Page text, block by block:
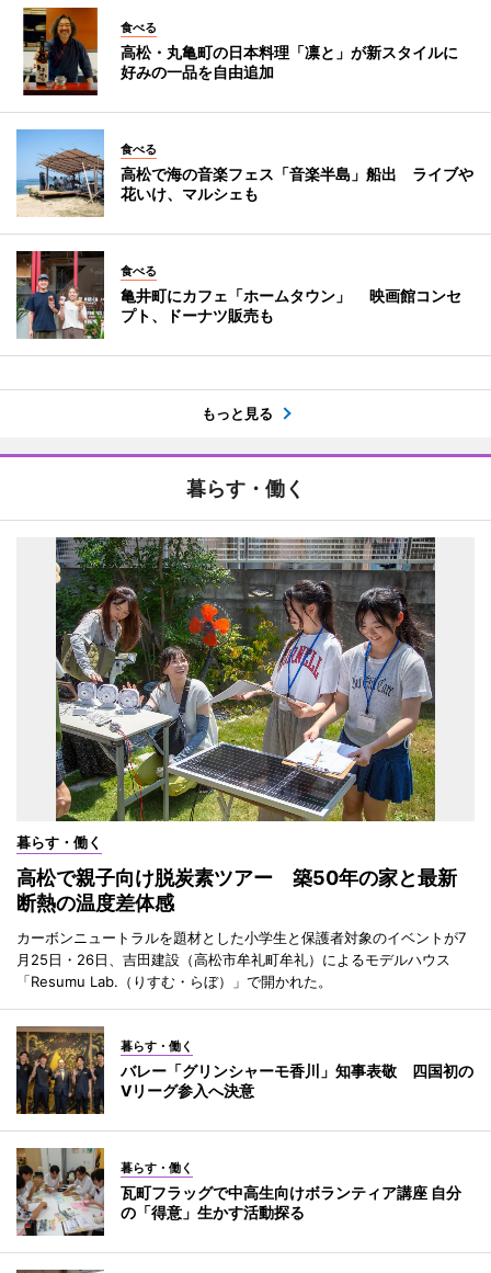
食べる
高松・丸亀町の日本料理「凛と」が新スタイルに
好みの一品を自由追加
食べる
高松で海の音楽フェス「音楽半島」船出 ライブや
花いけ、マルシェも
食べる
亀井町にカフェ「ホームタウン」 映画館コンセ
プト、ドーナツ販売も
もっと見る
暮らす・働く
暮らす・働く
高松で親子向け脱炭素ツアー 築50年の家と最新
断熱の温度差体感
カーボンニュートラルを題材とした小学生と保護者対象のイベントが7
月25日・26日、吉田建設（高松市牟礼町牟礼）によるモデルハウス
「Resumu Lab.（りすむ・らぼ）」で開かれた。
暮らす・働く
バレー「グリンシャーモ香川」知事表敬 四国初の
Vリーグ参入へ決意
暮らす・働く
瓦町フラッグで中高生向けボランティア講座 自分
の「得意」生かす活動探る